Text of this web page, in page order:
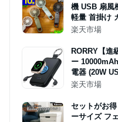
機 USB 扇風
軽量 首掛け
上ファン 小
HM Silky
楽天市場
RORRY【進
ー
電器 (20W
小型 4台同時
楽天市場
セットがお
ーサイズ フ